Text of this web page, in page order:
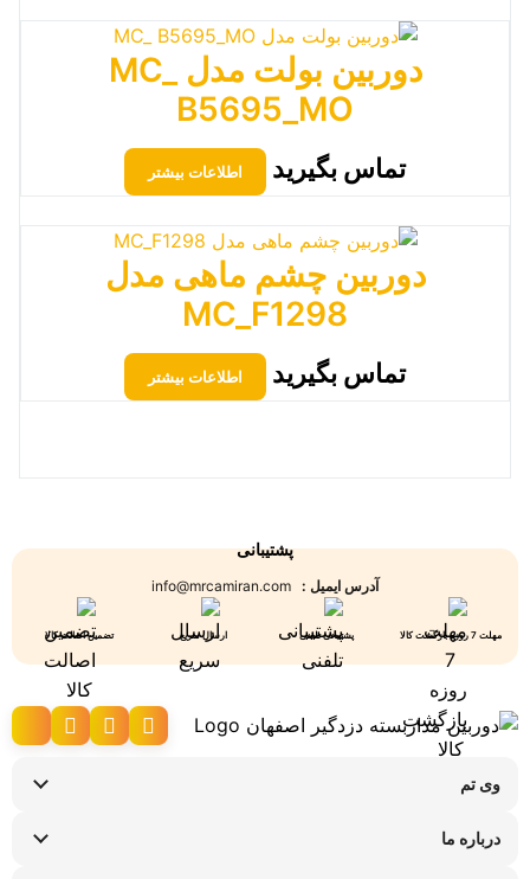
دوربین بولت مدل MC_
B5695_MO
تماس بگیرید اطلاعات بیشتر
دوربین چشم ماهی مدل
MC_F1298
تماس بگیرید اطلاعات بیشتر
پشتیبانی
آدرس ایمیل :
مهلت 7 روزه بازگشت کالا پشتیبانی تلفنی ارسال سریع تضمین اصالت کالا
وی تم
شرایط عودت کالا
درباره ما